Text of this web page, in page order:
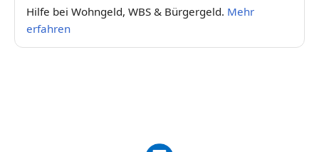
Hilfe bei Wohngeld, WBS & Bürgergeld. Mehr
erfahren